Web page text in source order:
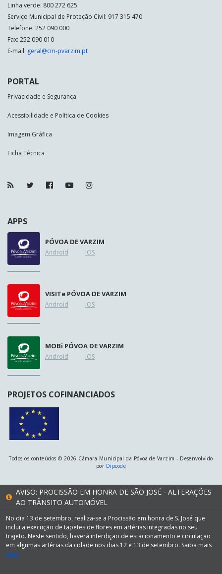
Linha verde: 800 272 625
Serviço Municipal de Proteção Civil: 917 315 470
Telefone: 252 090 000
Fax: 252 090 010
E-mail: geral@cm-pvarzim.pt
PORTAL
Privacidade e Segurança
Acessibilidade e Política de Cookies
Imagem Gráfica
Ficha Técnica
APPS
PÓVOA DE VARZIM
Android IOS
VISITe PÓVOA DE VARZIM
Android IOS
MOBi PÓVOA DE VARZIM
Android IOS
PROJETOS COFINANCIADOS
Todos os conteúdos © 2026 Câmara Municipal da Póvoa de Varzim - Desenvolvido
por Dipcode
AVISO: PROCISSÃO EM HONRA DE SÃO JOSÉ - ALTERAÇÕES
AO TRÂNSITO AUTOMÓVEL
No dia 13 de setembro, realiza-se a Procissão em honra de S. José que
inclui a execução de tapetes de flores em artérias integradas no seu
trajeto. Neste sentido, haverá interdição de estacionamento e circulação
em algumas artérias da cidade nos dias 12 e 13 de setembro. Saiba mais
aqui.